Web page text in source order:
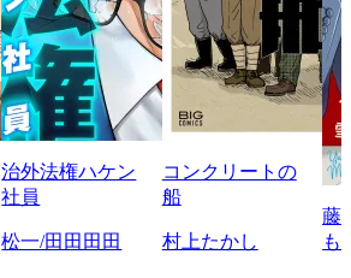
治外法権ハケン
社員
松一/田田田田
コンクリートの
船
村上たかし
藤
も